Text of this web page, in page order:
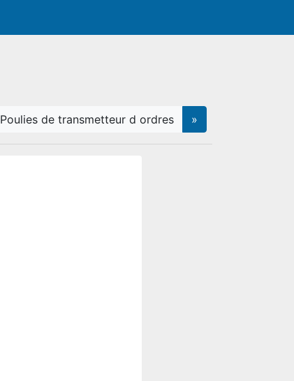
Poulies de transmetteur d ordres »